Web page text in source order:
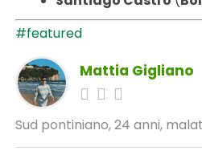
#featured
Mattia Gigliano
Sud pontiniano, 24 anni,